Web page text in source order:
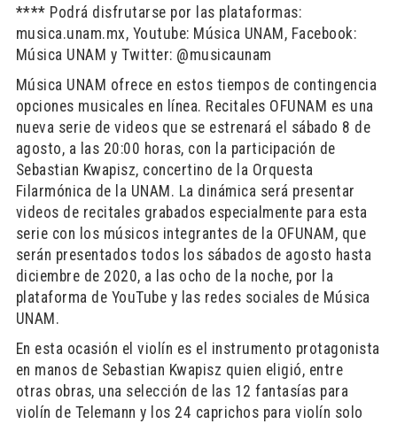
**** Podrá disfrutarse por las plataformas:
musica.unam.mx, Youtube: Música UNAM, Facebook:
Música UNAM y Twitter: @musicaunam
Música UNAM ofrece en estos tiempos de contingencia
opciones musicales en línea. Recitales OFUNAM es una
nueva serie de videos que se estrenará el sábado 8 de
agosto, a las 20:00 horas, con la participación de
Sebastian Kwapisz, concertino de la Orquesta
Filarmónica de la UNAM. La dinámica será presentar
videos de recitales grabados especialmente para esta
serie con los músicos integrantes de la OFUNAM, que
serán presentados todos los sábados de agosto hasta
diciembre de 2020, a las ocho de la noche, por la
plataforma de YouTube y las redes sociales de Música
UNAM.
En esta ocasión el violín es el instrumento protagonista
en manos de Sebastian Kwapisz quien eligió, entre
otras obras, una selección de las 12 fantasías para
violín de Telemann y los 24 caprichos para violín solo